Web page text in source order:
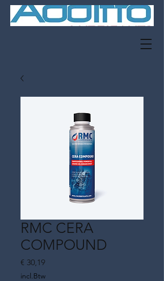
RMC CERA
COMPOUND
€ 30,19Prijs
incl.Btw